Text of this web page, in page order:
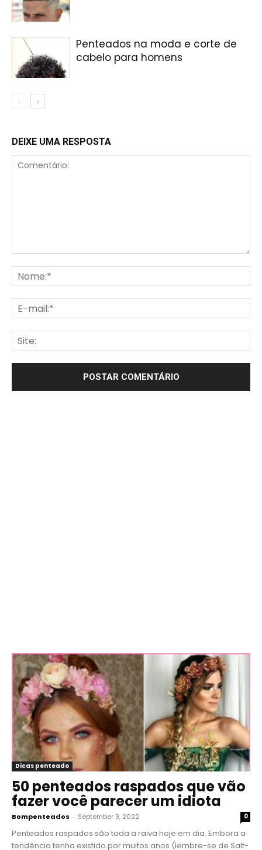
Penteados na moda e corte de
cabelo para homens
DEIXE UMA RESPOSTA
Dicas penteado
50 penteados raspados que vão
fazer você parecer um idiota
Bompenteados - September 9, 2022 0
Penteados raspados são toda a raiva hoje em dia. Embora a
tendência tenha existido por muitos anos (lembre-se de Salt-